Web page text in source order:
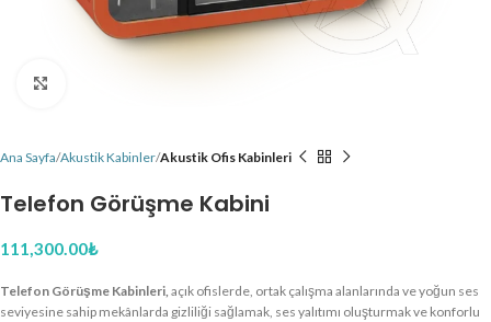
Ana Sayfa Akustik Kabinler Akustik Ofis Kabinleri
Telefon Görüşme Kabini
111,300.00₺
Telefon Görüşme Kabinleri, açık ofislerde, ortak çalışma alanlarında ve yoğun ses
seviyesine sahip mekânlarda gizliliği sağlamak, ses yalıtımı oluşturmak ve konforlu